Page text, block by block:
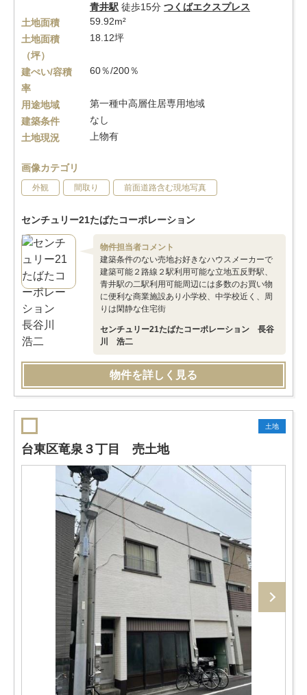
青井駅 徒歩15分 つくばエクスプレス
土地面積
59.92m²
土地面積
（坪）
18.12坪
建ぺい/容積
率
60％/200％
用途地域
第一種中高層住居専用地域
建築条件
なし
土地現況
上物有
画像カテゴリ
外観 間取り 前面道路含む現地写真
センチュリー21たばたコーポレーション
物件担当者コメント
建築条件のない売地お好きなハウスメーカーで
建築可能２路線２駅利用可能な立地五反野駅、
青井駅の二駅利用可能周辺には多数のお買い物
に便利な商業施設あり小学校、中学校近く、周
りは閑静な住宅街
センチュリー21たばたコーポレーション 長谷
川 浩二
物件を詳しく見る
土地
台東区竜泉３丁目 売土地